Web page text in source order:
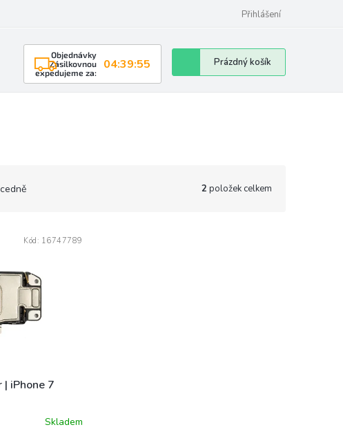
Přihlášení
Objednávky
Zásilkovnou
expedujeme za:
04:39:54
Nákupní
košík
Prázdný košík
2 položek celkem
iPhone 7
Skladem
Kód: 16747789